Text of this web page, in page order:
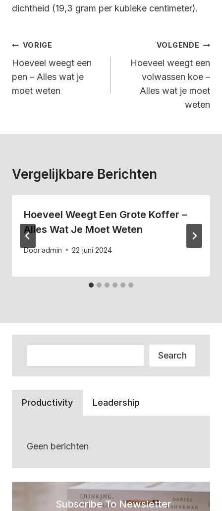
dichtheid (19,3 gram per kubieke centimeter).
Bericht
Navigatie
VORIGE
Hoeveel weegt een
pen – Alles wat je
moet weten
VOLGENDE
Hoeveel weegt een
volwassen koe –
Alles wat je moet
weten
Vergelijkbare Berichten
Hoeveel Weegt Een Grote Koffer –
Alles Wat Je Moet Weten
Dooradmin 22 juni 2024
Search
Productivity Leadership
Geen berichten
Subscribe To Newsletter